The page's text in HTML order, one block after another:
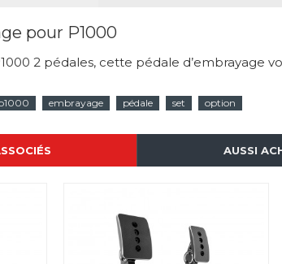
pour P1000
2 pédales, cette pédale d’embrayage
embrayage pédale set option
AUSSI